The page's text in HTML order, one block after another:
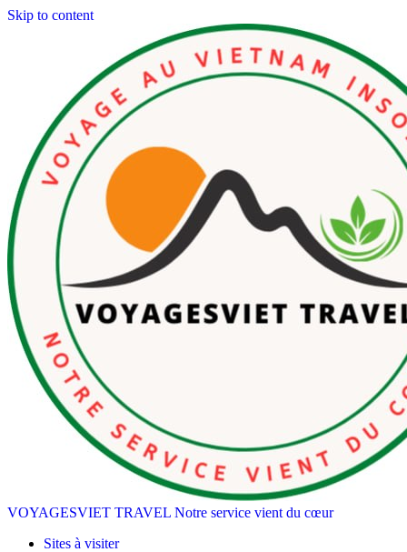
Skip to content
VOYAGESVIET TRAVEL Notre service vient du cœur
Sites à visiter